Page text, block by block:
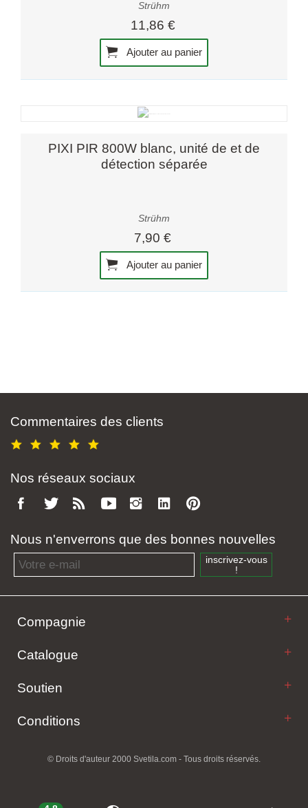
Strühm
11,86 €
Ajouter au panier
PIXI PIR 800W blanc, unité de et de
détection séparée
Strühm
7,90 €
Ajouter au panier
Commentaires des clients
Nos réseaux sociaux
Nous n'enverrons que des bonnes nouvelles
Email address
inscrivez-vous
!
Compagnie
Catalogue
Soutien
Conditions
© Droits d'auteur 2000 Svetila.com - Tous droits réservés.